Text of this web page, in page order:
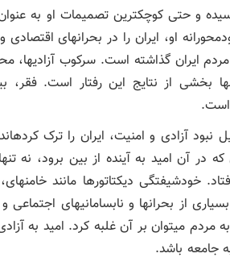
و حتی کوچکترین تصمیمات او به
او، ایران را در بحرانهای اقتصادی
ایران گذاشته است. سرکوب آزادیها،
بخشی از نتایج این رفتار است. فقر،
است.
نبود آزادی و امنیت، ایران را ترک
آن امید به آینده از بین برود، نه
خودشیفتگی دیکتاتورها مانند
از بحرانها و نابسامانیهای
مردم میتوان بر آن غلبه کرد. امید به
جامعه باشد.